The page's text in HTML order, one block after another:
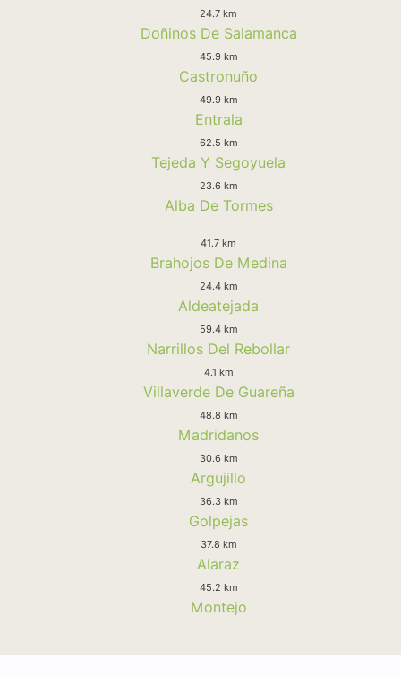
24.7 km
Doñinos De Salamanca
45.9 km
Castronuño
49.9 km
Entrala
62.5 km
Tejeda Y Segoyuela
23.6 km
Alba De Tormes
41.7 km
Brahojos De Medina
24.4 km
Aldeatejada
59.4 km
Narrillos Del Rebollar
4.1 km
Villaverde De Guareña
48.8 km
Madridanos
30.6 km
Argujillo
36.3 km
Golpejas
37.8 km
Alaraz
45.2 km
Montejo